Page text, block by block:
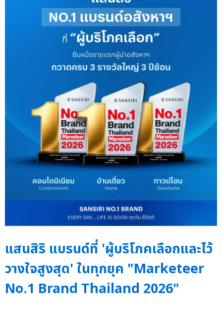
แสนสิริ แบรนด์ที่ 'ผู้บริโภคเลือกและไว้
วางใจสูงสุด' ในทุกยุค "Marketeer
No.1 Brand Thailand 2026"